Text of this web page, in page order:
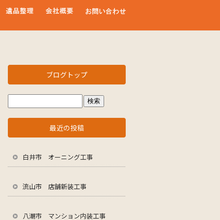
ブログトップ
最近の投稿
白井市 オーニング工事
流山市 店舗新装工事
八潮市 マンション内装工事